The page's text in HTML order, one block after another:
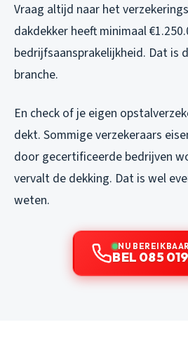
Vraag altijd naar het
dakdekker heeft minimaal
bedrijfsaansprakelijkheid. Dat is
branche.
En check of je eigen
dekt. Sommige verzekeraars
door gecertificeerde bedrijven
vervalt de dekking. Dat is wel
weten.
NU
BEL 085